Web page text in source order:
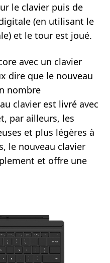
le clavier puis de
(en utilisant le
et le tour est joué.
avec un clavier
dire que le nouveau
nombre
clavier est livré avec
par ailleurs, les
et plus légères à
le nouveau clavier
et offre une